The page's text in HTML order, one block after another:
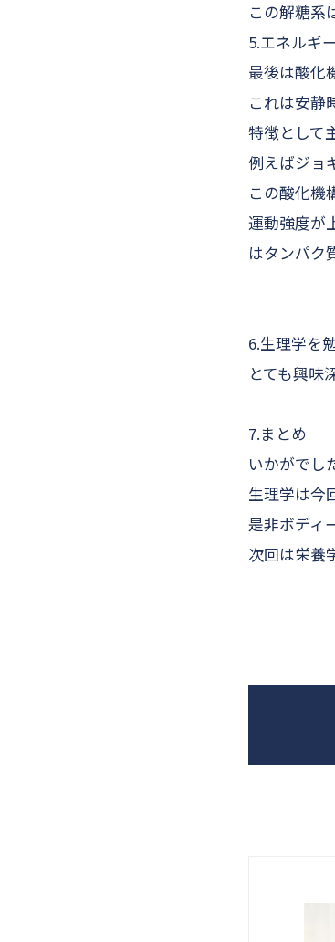
この解糖系
5.エネルギ
最後は酸化
これは安静
特徴として
例えばジョ
この酸化機
運動強度が
はタンパク
6.生理学を
とても興味
7.まとめ
いかがでし
生理学は今
是非ボディ
次回は栄養